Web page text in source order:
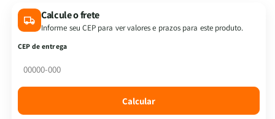
Gigante
|
ARC
PPM
Gigante
|
Calcule o frete
Informe seu CEP para ver valores e prazos para este produto.
CEP de entrega
Calcular